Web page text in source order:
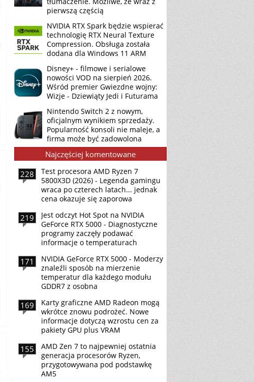
pierwszą częścią
NVIDIA RTX Spark będzie wspierać
technologię RTX Neural Texture
Compression. Obsługa została
dodana dla Windows 11 ARM
Disney+ - filmowe i serialowe
nowości VOD na sierpień 2026.
Wśród premier Gwiezdne wojny:
Wizje - Dziewiąty Jedi i Futurama
Nintendo Switch 2 z nowym,
oficjalnym wynikiem sprzedaży.
Popularność konsoli nie maleje, a
firma może być zadowolona
Najczęściej komentowane
228
Test procesora AMD Ryzen 7
5800X3D (2026) - Legenda gamingu
wraca po czterech latach... jednak
cena okazuje się zaporowa
219
Jest odczyt Hot Spot na NVIDIA
GeForce RTX 5000 - Diagnostyczne
programy zaczęły podawać
informacje o temperaturach
171
NVIDIA GeForce RTX 5000 - Moderzy
znaleźli sposób na mierzenie
temperatur dla każdego modułu
GDDR7 z osobna
169
Karty graficzne AMD Radeon mogą
wkrótce znowu podrożeć. Nowe
informacje dotyczą wzrostu cen za
pakiety GPU plus VRAM
155
AMD Zen 7 to najpewniej ostatnia
generacja procesorów Ryzen,
przygotowywana pod podstawkę
AM5